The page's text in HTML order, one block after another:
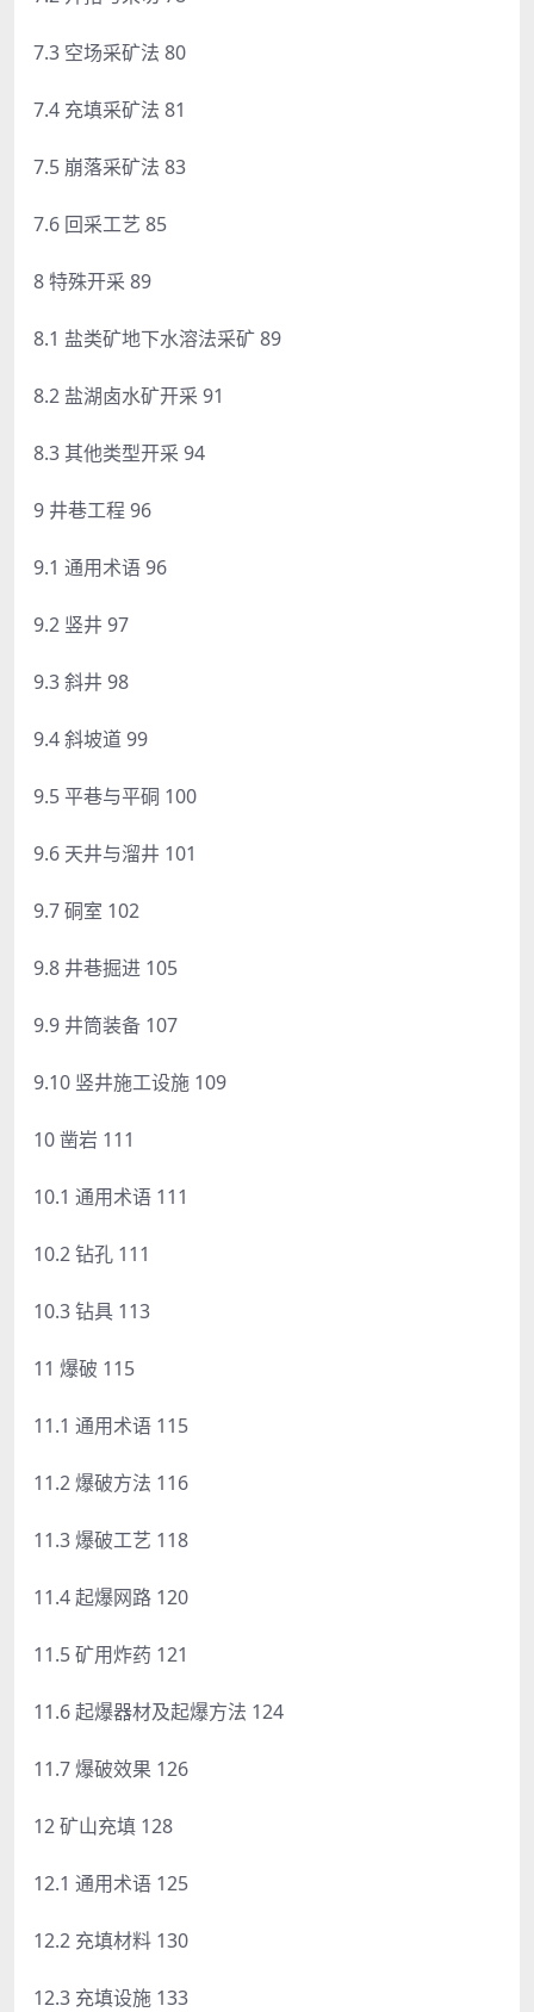
7.3 空场采矿法 80
7.4 充填采矿法 81
7.5 崩落采矿法 83
7.6 回采工艺 85
8 特殊开采 89
8.1 盐类矿地下水溶法采矿 89
8.2 盐湖卤水矿开采 91
8.3 其他类型开采 94
9 井巷工程 96
9.1 通用术语 96
9.2 竖井 97
9.3 斜井 98
9.4 斜坡道 99
9.5 平巷与平硐 100
9.6 天井与溜井 101
9.7 硐室 102
9.8 井巷掘进 105
9.9 井筒装备 107
9.10 竖井施工设施 109
10 凿岩 111
10.1 通用术语 111
10.2 钻孔 111
10.3 钻具 113
11 爆破 115
11.1 通用术语 115
11.2 爆破方法 116
11.3 爆破工艺 118
11.4 起爆网路 120
11.5 矿用炸药 121
11.6 起爆器材及起爆方法 124
11.7 爆破效果 126
12 矿山充填 128
12.1 通用术语 125
12.2 充填材料 130
12.3 充填设施 133